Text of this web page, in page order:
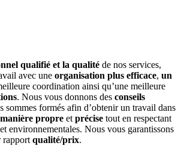
qualifié et la qualité de nos services,
avec une organisation plus efficace, un
coordination ainsi qu’une meilleure
. Nous vous donnons des conseils
sommes formés afin d’obtenir un travail dans
manière propre et précise tout en respectant
environnementales. Nous vous garantissons
rapport qualité/prix.